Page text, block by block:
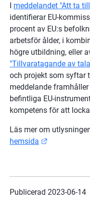
I meddelandet "Att ta
identifierar EU-
procent av EU:s
arbetsför ålder, i
"Tillvaratagande av
och projekt som syftar
meddelande
befintliga EU-
kompetens för att
Läs mer om
hemsida
Publicerad 2023-06-14